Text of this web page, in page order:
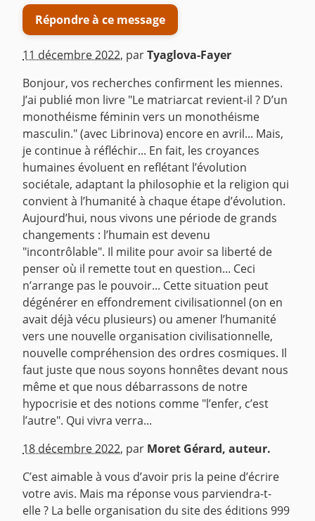
Répondre à ce message
11 décembre 2022, parTyaglova-Fayer
Bonjour, vos recherches confirment les miennes.
J’ai publié mon livre "Le matriarcat revient-il ? D’un
monothéisme féminin vers un monothéisme
masculin." (avec Librinova) encore en avril... Mais,
je continue à réfléchir... En fait, les croyances
humaines évoluent en reflétant l’évolution
sociétale, adaptant la philosophie et la religion qui
convient à l’humanité à chaque étape d’évolution.
Aujourd’hui, nous vivons une période de grands
changements : l’humain est devenu
"incontrôlable". Il milite pour avoir sa liberté de
penser où il remette tout en question... Ceci
n’arrange pas le pouvoir... Cette situation peut
dégénérer en effondrement civilisationnel (on en
avait déjà vécu plusieurs) ou amener l’humanité
vers une nouvelle organisation civilisationnelle,
nouvelle compréhension des ordres cosmiques. Il
faut juste que nous soyons honnêtes devant nous
même et que nous débarrassons de notre
hypocrisie et des notions comme "l’enfer, c’est
l’autre". Qui vivra verra...
^
18 décembre 2022, par Moret Gérard, auteur.
C’est aimable à vous d’avoir pris la peine d’écrire
votre avis. Mais ma réponse vous parviendra-t-
elle ? La belle organisation du site des éditions 999